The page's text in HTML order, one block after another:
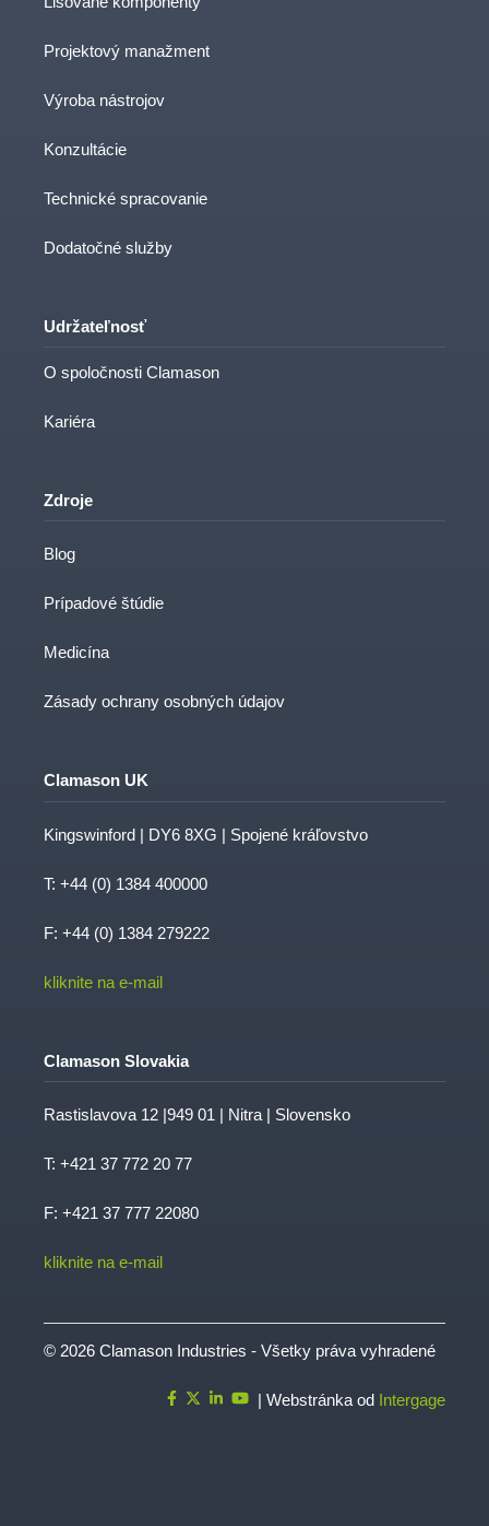
Projektový manažment
Výroba nástrojov
Konzultácie
Technické spracovanie
Dodatočné služby
Udržateľnosť
O spoločnosti Clamason
Kariéra
Zdroje
Blog
Prípadové štúdie
Medicína
Zásady ochrany osobných údajov
Clamason UK
Kingswinford | DY6 8XG | Spojené kráľovstvo
T: +44 (0) 1384 400000
F: +44 (0) 1384 279222
kliknite na e-mail
Clamason Slovakia
Rastislavova 12 |949 01 | Nitra | Slovensko
T: +421 37 772 20 77
F: +421 37 777 22080
kliknite na e-mail
© 2026 Clamason Industries - Všetky práva vyhradené
| Webstránka od Intergage